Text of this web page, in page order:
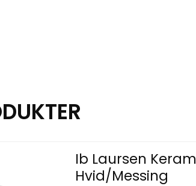
Ib Laursen
Hvid/Messing